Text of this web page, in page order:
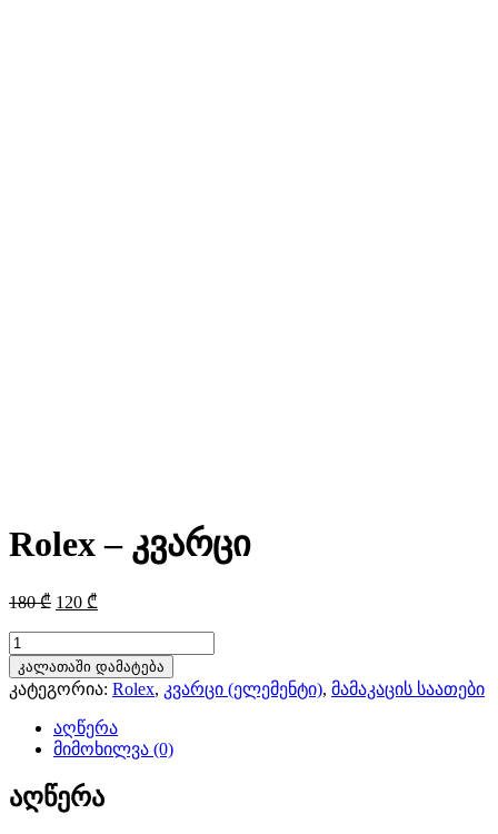
Rolex – კვარცი
180₾ Original
was:
180 ₾.
120 ₾
is:
120 ₾.
რაოდენობა:
Rolex
-
კვარცი
კალათაში დამატება
კატეგორია: Rolex, კვარცი (ელემენტი), მამაკაცის საათები
აღწერა
მიმოხილვა (0)
აღწერა